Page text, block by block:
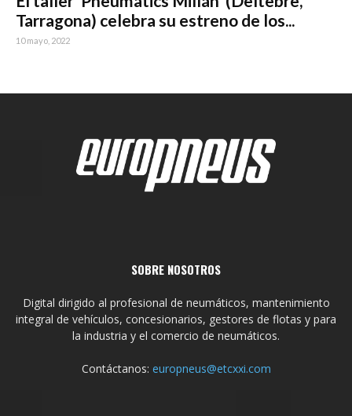
Tarragona) celebra su estreno de los...
10 mayo, 2022
SOBRE NOSOTROS
Digital dirigido al profesional de neumáticos, mantenimiento
integral de vehículos, concesionarios, gestores de flotas y para
la industria y el comercio de neumáticos.
Contáctanos: europneus@etcxxi.com